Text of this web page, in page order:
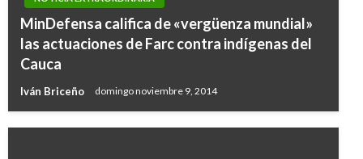
MinDefensa califica de «vergüenza mundial»
las actuaciones de Farc contra indígenas del
Cauca
Iván Briceño domingo noviembre 9, 2014